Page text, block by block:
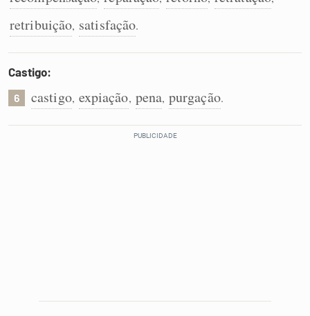
retribuição, satisfação.
Castigo:
6 castigo, expiação, pena, purgação.